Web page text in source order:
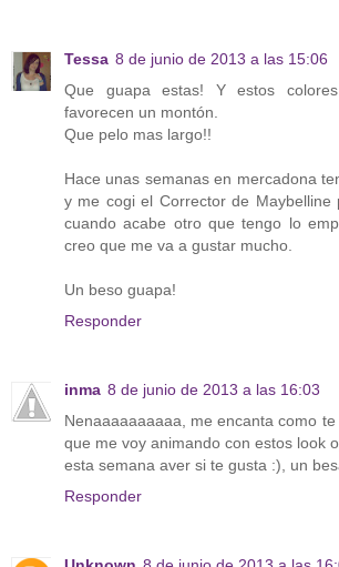
Tessa 8 de junio de 2013 a las 15:06
Que guapa estas! Y estos
favorecen un montón.
Que pelo mas largo!!
Hace unas semanas en mercadona
y me cogi el Corrector de
cuando acabe otro que tengo lo
creo que me va a gustar mucho.
Un beso guapa!
Responder
inma 8 de junio de 2013 a las 16:03
Nenaaaaaaaaaa, me encanta como
que me voy animando con estos look
esta semana aver si te gusta :), un
Responder